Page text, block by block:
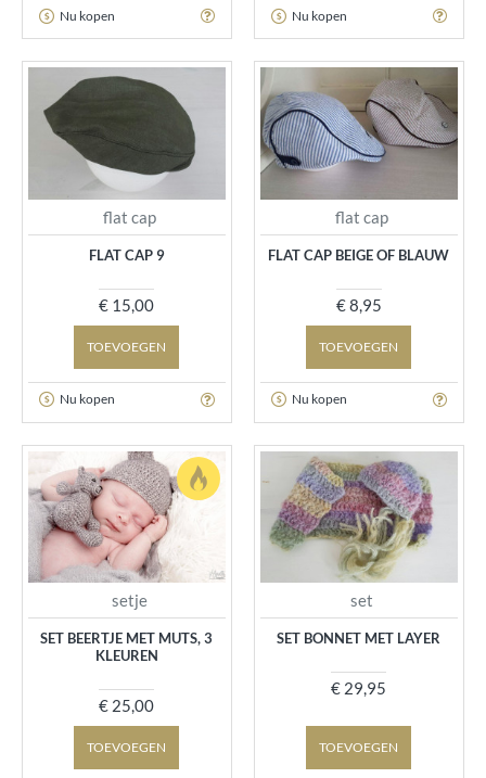
Nu kopen Nu kopen
flat cap
FLAT CAP 9
€ 15,00
TOEVOEGEN
Nu kopen
flat cap
FLAT CAP BEIGE OF BLAUW
€ 8,95
TOEVOEGEN
Nu kopen
setje
SET BEERTJE MET MUTS, 3
KLEUREN
€ 25,00
TOEVOEGEN
set
SET BONNET MET LAYER
€ 29,95
TOEVOEGEN